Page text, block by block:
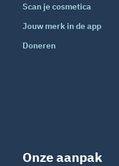
Scan je cosmetica
Jouw merk in de app
Doneren
Onze aanpak